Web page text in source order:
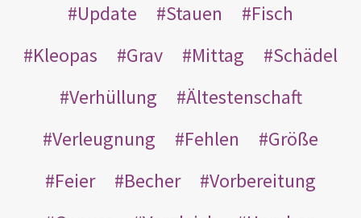
Update
Stauen
Fisch
Kleopas
Grav Mittag
Schädel
Verhüllung
Ältestenschaft
Verleugnung
Fehlen
Größe
Feier
Becher
Vorbereitung